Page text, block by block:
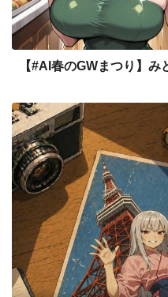
【#AI春のGWまつり】み